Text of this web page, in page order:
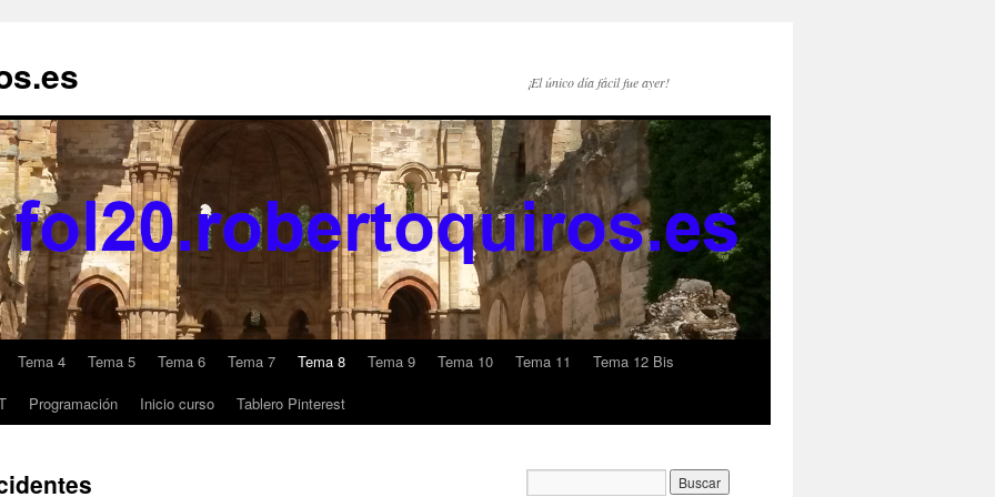
¡El único día fácil fue ayer!
Tema 4 Tema 5 Tema 6 Tema 7 Tema 8 Tema 9 Tema 10 Tema 11
Tema 12 Bis
Programación Inicio curso Tablero Pinterest